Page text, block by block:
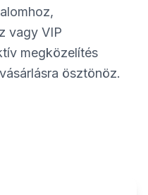
vagy VIP
megközelítés
ösztönöz.